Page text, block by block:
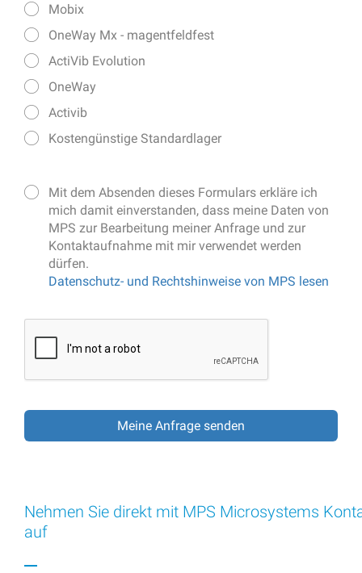
Mobix
OneWay Mx - magentfeldfest
ActiVib Evolution
OneWay
Activib
Kostengünstige Standardlager
Mit dem Absenden dieses Formulars erkläre ich
mich damit einverstanden, dass meine Daten von
MPS zur Bearbeitung meiner Anfrage und zur
Kontaktaufnahme mit mir verwendet werden
dürfen.
Datenschutz- und Rechtshinweise von MPS lesen
Nehmen Sie direkt mit MPS Microsystems
auf